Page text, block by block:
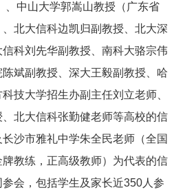
、中山大学郭嵩山教授（广东省
北大信科边凯归副教授、北大深
科刘先华副教授、南科大骆宗伟
斌副教授、深大王毅副教授、哈
技大学招生办副主任刘立老师、
北大信科张勤健老师等高校的信
沙市雅礼中学朱全民老师（全国
教练，正高级教师）为代表的信
会，包括学生及家长近350人参